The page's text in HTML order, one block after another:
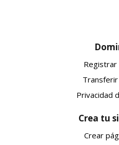
Registrar
Privacidad
Crea tu
Crear